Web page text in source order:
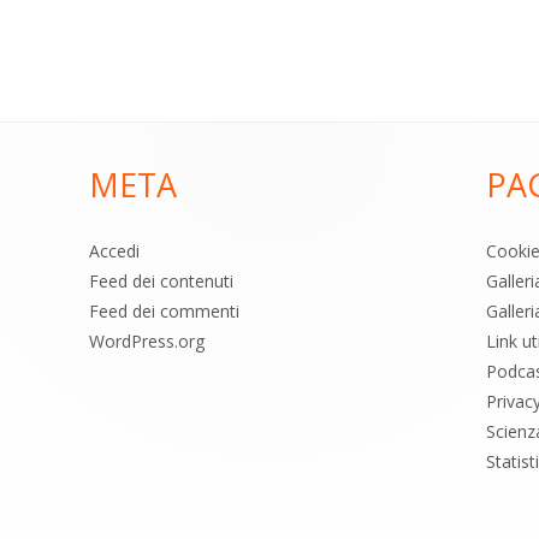
META
Accedi
Feed dei contenuti
Feed dei commenti
WordPress.org
Link